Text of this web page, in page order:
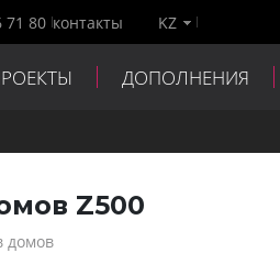
71 80 контакты KZ
ДОПОЛНЕНИЯ
Z500
домов